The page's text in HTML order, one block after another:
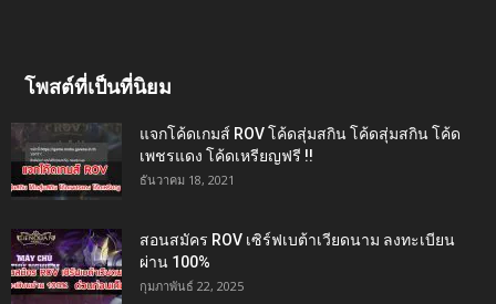
โพสต์ที่เป็นที่นิยม
แจกโค้ดเกมส์ ROV โค้ดสุ่มสกิน โค้ดสุ่มสกิน โค้ด
เพชรแดง โค้ดเหรียญฟรี !!
ธันวาคม 18, 2021
สอนสมัคร ROV เซิร์ฟเบต้าเวียดนาม ลงทะเบียน
ผ่าน 100%
กุมภาพันธ์ 22, 2025